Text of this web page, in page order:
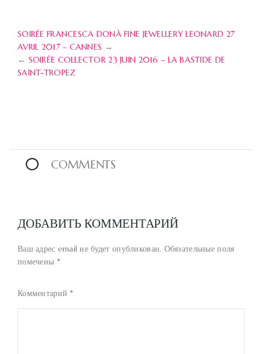
SOIRÉE FRANCESCA DONÀ FINE JEWELLERY LEONARD 27
AVRIL 2017 – CANNES →
← SOIRÉE COLLECTOR 23 JUIN 2016 – LA BASTIDE DE
SAINT-TROPEZ
0 COMMENTS
ДОБАВИТЬ КОММЕНТАРИЙ
Ваш адрес email не будет опубликован. Обязательные поля
помечены *
Комментарий *